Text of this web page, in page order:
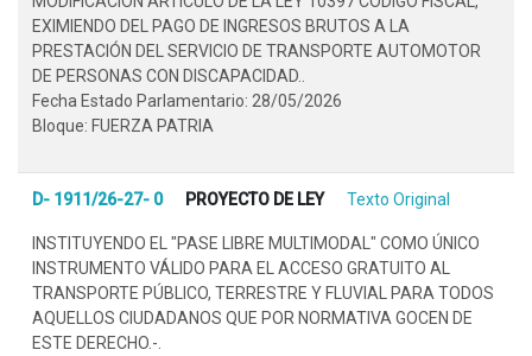
EXIMIENDO DEL PAGO DE INGRESOS BRUTOS A LA
PRESTACIÓN DEL SERVICIO DE TRANSPORTE AUTOMOTOR
DE PERSONAS CON DISCAPACIDAD..
Fecha Estado Parlamentario: 28/05/2026
Bloque: FUERZA PATRIA
D- 1911/26-27- 0 PROYECTO DE LEY Texto Original
INSTITUYENDO EL "PASE LIBRE MULTIMODAL" COMO ÚNICO
INSTRUMENTO VÁLIDO PARA EL ACCESO GRATUITO AL
TRANSPORTE PÚBLICO, TERRESTRE Y FLUVIAL PARA TODOS
AQUELLOS CIUDADANOS QUE POR NORMATIVA GOCEN DE
ESTE DERECHO.-.